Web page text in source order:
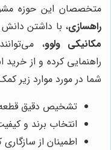
متخصصان این حوزه
راهسازی، با داشتن
مکانیکی ولوو،
راهنمایی کرده و از خرید
شما در مورد موارد زیر
تشخیص دقیق قطعه
انتخاب برند و
اطمینان از